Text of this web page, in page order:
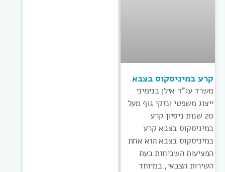
קרע במיניסקוס בצבא
משרד עו”ד אילן בנימיני
ייצוג משפטי ונזקי גוף מעל
20 שנות ניסיון קרע
במיניסקוס בצבא קרע
במיניסקוס בצבא הוא אחת
הפציעות השכיחות בעת
השירות הצבאי, במיוחד